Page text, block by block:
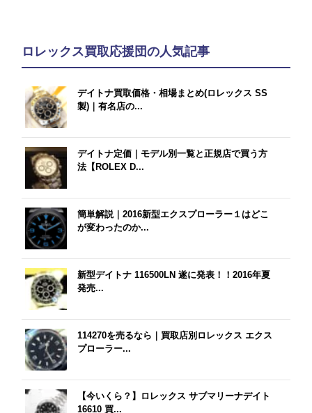
ロレックス買取応援団の人気記事
デイトナ買取価格・相場まとめ(ロレックス SS
製)｜有名店の...
デイトナ定価｜モデル別一覧と正規店で買う方
法【ROLEX D...
簡単解説｜2016新型エクスプローラー１はどこ
が変わったのか...
新型デイトナ 116500LN 遂に発表！！2016年夏
発売...
114270を売るなら｜買取店別ロレックス エクス
プローラー...
【今いくら？】ロレックス サブマリーナデイト
16610 買...